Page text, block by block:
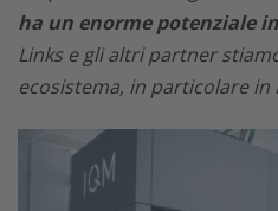
ha un enorme potenziale
Links e gli altri partner
ecosistema, in particolare in